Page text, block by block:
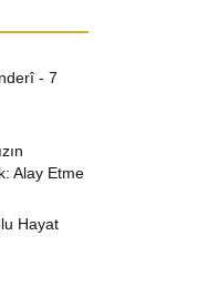
- 7
Alay Etme
Hayat